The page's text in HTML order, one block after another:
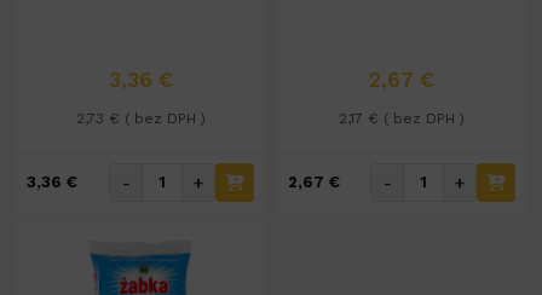
3,36 €
2,73 € ( bez DPH )
3,36 € - +
2,67 €
2,17 € ( bez DPH )
2,67 € - +